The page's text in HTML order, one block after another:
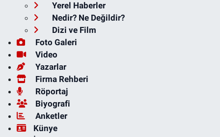
Yerel Haberler
Nedir? Ne Değildir?
Dizi ve Film
Foto Galeri
Video
Yazarlar
Firma Rehberi
Röportaj
Biyografi
Anketler
Künye